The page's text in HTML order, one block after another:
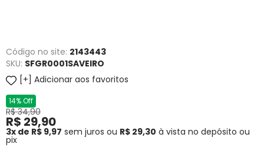
Código no site: 2143443
SKU: SFGR0001SAVEIRO
Adicionar aos favoritos
14% Off
R$ 34,90
R$ 29,90
3x de R$ 9,97 sem juros ou R$ 29,30 à vista no depósito ou
pix